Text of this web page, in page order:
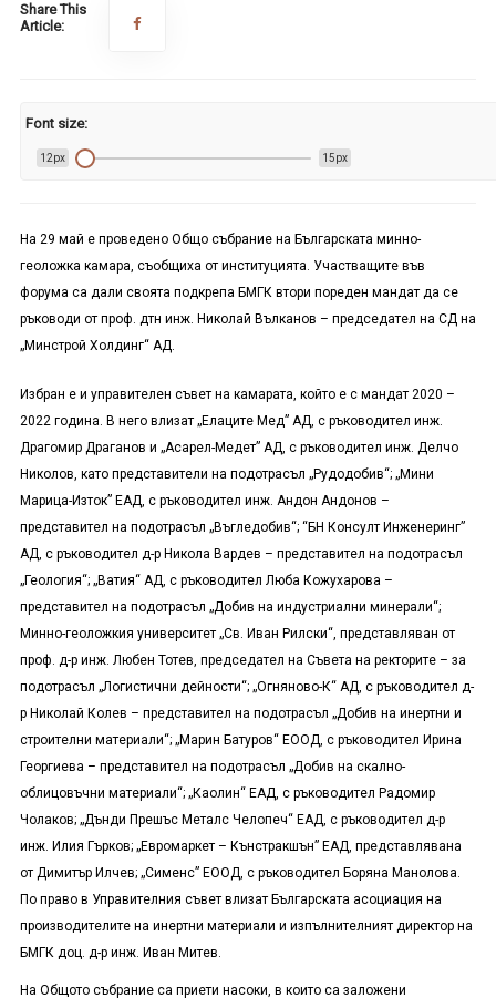
Share This
Article:
Font size:
12px 15px
На 29 май е проведено Общо събрание на Българската минно-
геоложка камара, съобщиха от институцията. Участващите във
форума са дали своята подкрепа БМГК втори пореден мандат да се
ръководи от проф. дтн инж. Николай Вълканов – председател на СД на
„Минстрой Холдинг“ АД.
Избран е и управителен съвет на камарата, който е с мандат 2020 –
2022 година. В него влизат „Елаците Мед” АД, с ръководител инж.
Драгомир Драганов и „Асарел-Медет” АД, с ръководител инж. Делчо
Николов, като представители на подотрасъл „Рудодобив“; „Мини
Марица-Изток” ЕАД, с ръководител инж. Андон Андонов –
представител на подотрасъл „Въгледобив“; “БН Консулт Инженеринг”
АД, с ръководител д-р Никола Вардев – представител на подотрасъл
„Геология“; „Ватия“ АД, с ръководител Люба Кожухарова –
представител на подотрасъл „Добив на индустриални минерали“;
Минно-геоложкия университет „Св. Иван Рилски“, представляван от
проф. д-р инж. Любен Тотев, председател на Съвета на ректорите – за
подотрасъл „Логистични дейности“; „Огняново-К“ АД, с ръководител д-
р Николай Колев – представител на подотрасъл „Добив на инертни и
строителни материали“; „Марин Батуров“ ЕООД, с ръководител Ирина
Георгиева – представител на подотрасъл „Добив на скално-
облицовъчни материали“; „Каолин“ ЕАД, с ръководител Радомир
Чолаков; „Дънди Прешъс Металс Челопеч“ ЕАД, с ръководител д-р
инж. Илия Гърков; „Евромаркет – Кънстракшън” ЕАД, представлявана
от Димитър Илчев; „Сименс” ЕООД, с ръководител Боряна Манолова.
По право в Управителния съвет влизат Българската асоциация на
производителите на инертни материали и изпълнителният директор на
БМГК доц. д-р инж. Иван Митев.
На Общото събрание са приети насоки, в които са заложени